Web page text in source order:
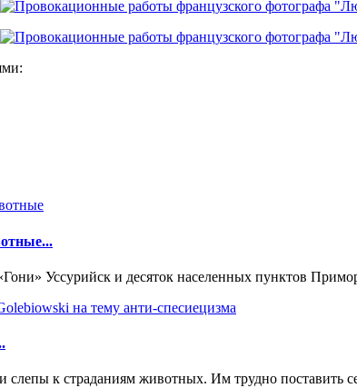
Уссурийск и десяток населенных пунктов
слепы к страданиям животных. Им трудно поставить